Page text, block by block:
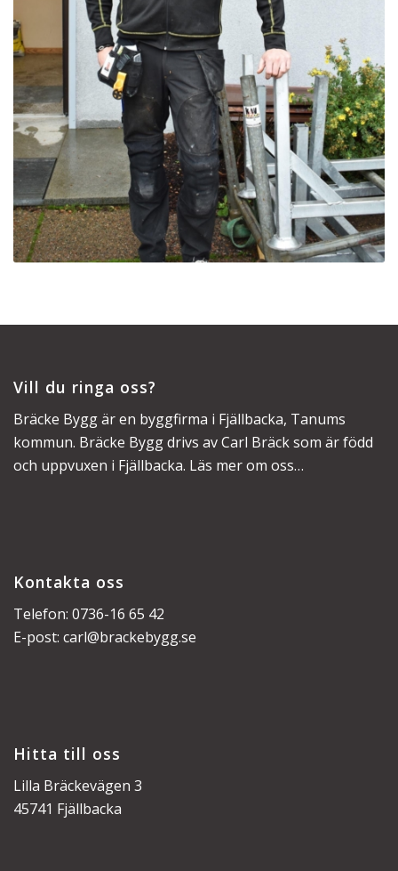
Vill du ringa oss?
Bräcke Bygg är en byggfirma i Fjällbacka, Tanums
kommun. Bräcke Bygg drivs av Carl Bräck som är född
och uppvuxen i Fjällbacka. Läs mer om oss…
Kontakta oss
Telefon: 0736-16 65 42
E-post: carl@brackebygg.se
Hitta till oss
Lilla Bräckevägen 3
45741 Fjällbacka